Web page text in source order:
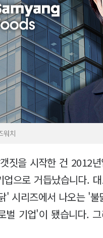
워치
짓을 시작한 건 2012
으로 거듭났습니다.
' 시리즈에서 나오는 '
기업'이 됐습니다.